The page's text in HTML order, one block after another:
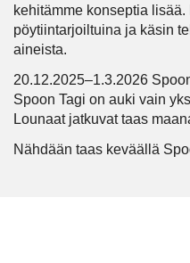
kehitämme konseptia
pöytiintarjoiltuina ja käsin
aineista.
20.12.2025–1.3.2026
Spoon Tagi on auki vain
Lounaat jatkuvat taas
Nähdään taas keväällä